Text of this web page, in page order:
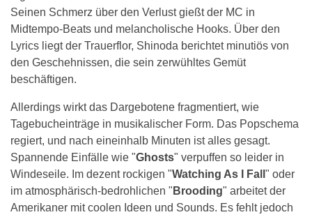
Seinen Schmerz über den Verlust gießt der MC in
Midtempo-Beats und melancholische Hooks. Über den
Lyrics liegt der Trauerflor, Shinoda berichtet minutiös von
den Geschehnissen, die sein zerwühltes Gemüt
beschäftigen.
Allerdings wirkt das Dargebotene fragmentiert, wie
Tagebucheinträge in musikalischer Form. Das Popschema
regiert, und nach eineinhalb Minuten ist alles gesagt.
Spannende Einfälle wie "Ghosts" verpuffen so leider in
Windeseile. Im dezent rockigen "Watching As I Fall " oder
im atmosphärisch-bedrohlichen " Brooding" arbeitet der
Amerikaner mit coolen Ideen und Sounds. Es fehlt jedoch